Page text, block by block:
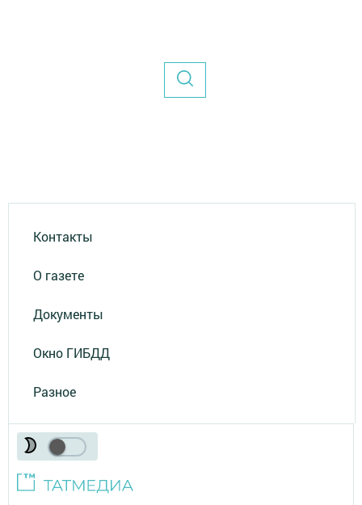
Контакты
О газете
Документы
Окно ГИБДД
Разное